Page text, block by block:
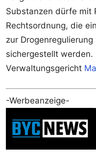
Substanzen dürfe mit
Rechtsordnung, die
zur
sichergestellt
Verwaltungsgericht
-Werbeanzeige-